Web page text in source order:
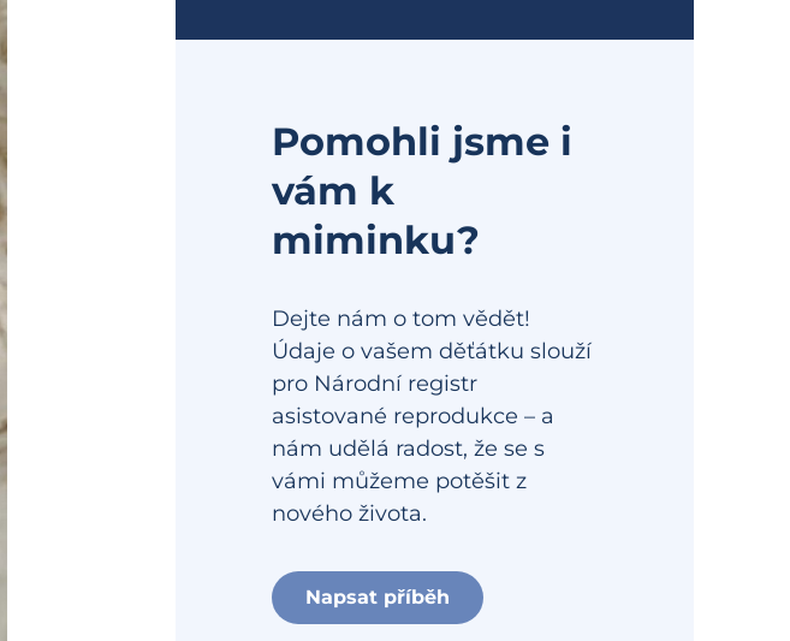
Pomohli jsme i
vám k
miminku?
Dejte nám o tom vědět!
Údaje o vašem děťátku slouží
pro Národní registr
asistované reprodukce – a
nám udělá radost, že se s
vámi můžeme potěšit z
nového života.
Napsat příběh